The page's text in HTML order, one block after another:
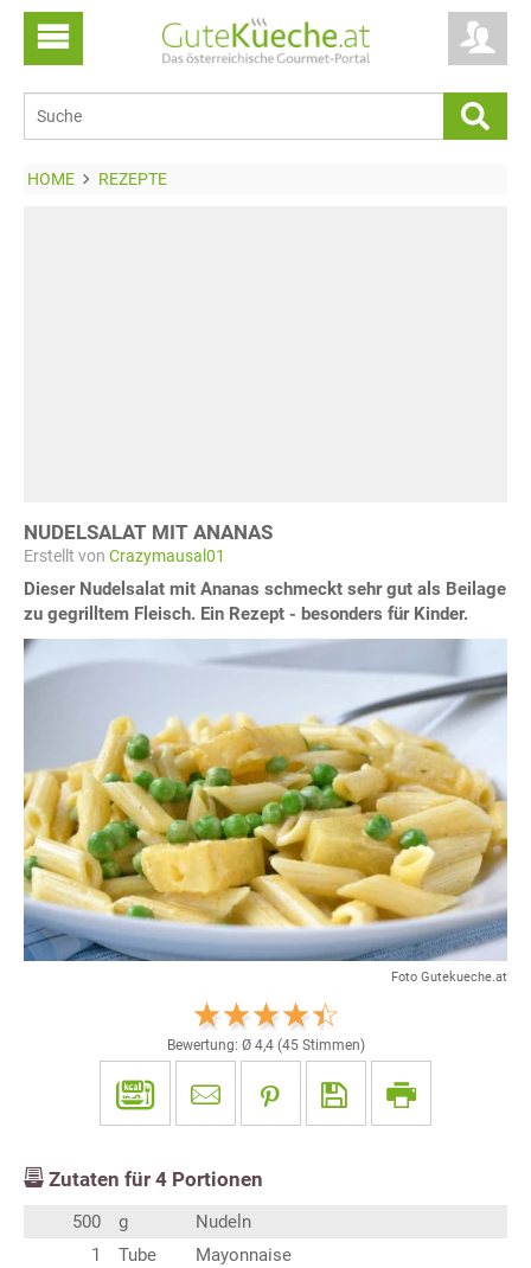
HOME REZEPTE
NUDELSALAT MIT ANANAS
Erstellt von Crazymausal01
Dieser Nudelsalat mit Ananas schmeckt sehr gut als Beilage
zu gegrilltem Fleisch. Ein Rezept - besonders für Kinder.
Foto Gutekueche.at
Bewertung: Ø 4,4(45Stimmen)
Zutaten für 4 Portionen
500 g
Nudeln
1
Tube
Mayonnaise